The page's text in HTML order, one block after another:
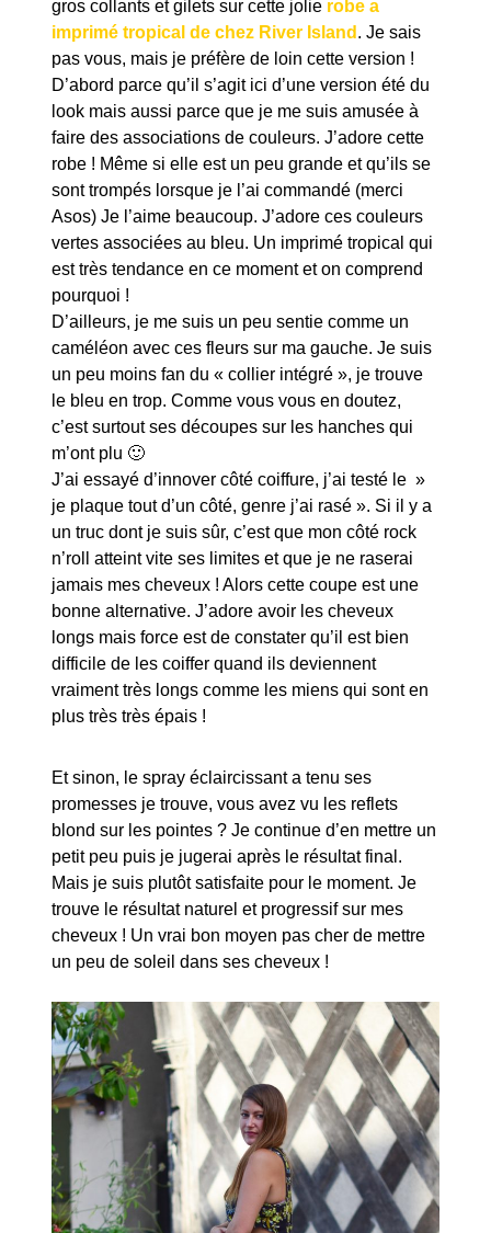
gros collants et gilets sur cette jolie robe a
imprimé tropical de chez River Island . Je sais
pas vous, mais je préfère de loin cette version !
D’abord parce qu’il s’agit ici d’une version été du
look mais aussi parce que je me suis amusée à
faire des associations de couleurs. J’adore cette
robe ! Même si elle est un peu grande et qu’ils se
sont trompés lorsque je l’ai commandé (merci
Asos) Je l’aime beaucoup. J’adore ces couleurs
vertes associées au bleu. Un imprimé tropical qui
est très tendance en ce moment et on comprend
pourquoi !
D’ailleurs, je me suis un peu sentie comme un
caméléon avec ces fleurs sur ma gauche. Je suis
un peu moins fan du « collier intégré », je trouve
le bleu en trop. Comme vous vous en doutez,
c’est surtout ses découpes sur les hanches qui
m’ont plu 🙂
J’ai essayé d’innover côté coiffure, j’ai testé le »
je plaque tout d’un côté, genre j’ai rasé ». Si il y a
un truc dont je suis sûr, c’est que mon côté rock
n’roll atteint vite ses limites et que je ne raserai
jamais mes cheveux ! Alors cette coupe est une
bonne alternative. J’adore avoir les cheveux
longs mais force est de constater qu’il est bien
difficile de les coiffer quand ils deviennent
vraiment très longs comme les miens qui sont en
plus très très épais !
Et sinon, le spray éclaircissant a tenu ses
promesses je trouve, vous avez vu les reflets
blond sur les pointes ? Je continue d’en mettre un
petit peu puis je jugerai après le résultat final.
Mais je suis plutôt satisfaite pour le moment. Je
trouve le résultat naturel et progressif sur mes
cheveux ! Un vrai bon moyen pas cher de mettre
un peu de soleil dans ses cheveux !